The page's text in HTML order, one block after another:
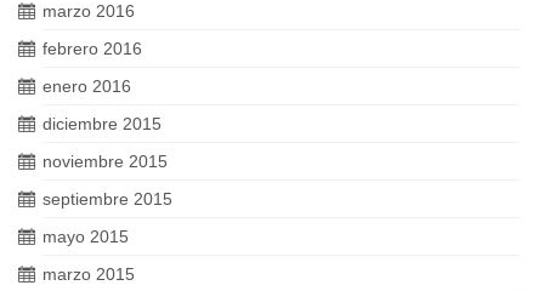
marzo 2016
febrero 2016
enero 2016
diciembre 2015
noviembre 2015
septiembre 2015
mayo 2015
marzo 2015